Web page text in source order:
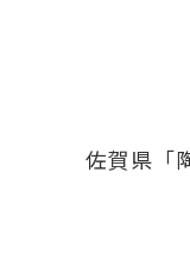
佐賀県「